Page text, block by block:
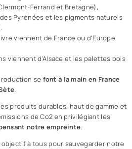
Ferrand et Bretagne),
Pyrénées et les pigments naturels
viennent de France ou d’Europe
viennent d’Alsace et les palettes bois
se font à la main en France
.
produits durables, haut de gamme et
de Co2 en privilégiant les
notre empreinte.
à tous pour sauvegarder notre